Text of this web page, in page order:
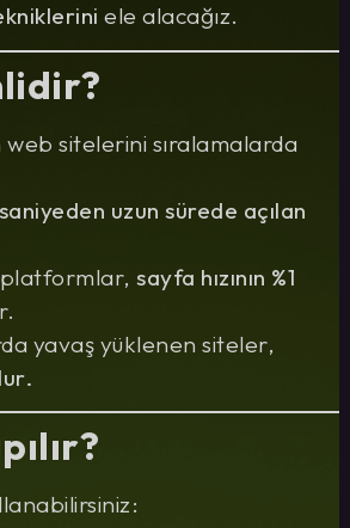
ele alacağız.
web sitelerini sıralamalarda
uzun sürede açılan
sayfa hızının %1
yavaş yüklenen siteler,